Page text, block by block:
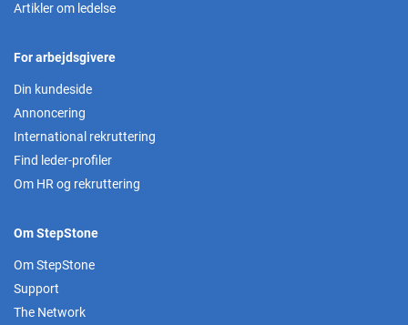
Artikler om ledelse
For arbejdsgivere
Din kundeside
Annoncering
International rekruttering
Find leder-profiler
Om HR og rekruttering
Om StepStone
Om StepStone
Support
The Network